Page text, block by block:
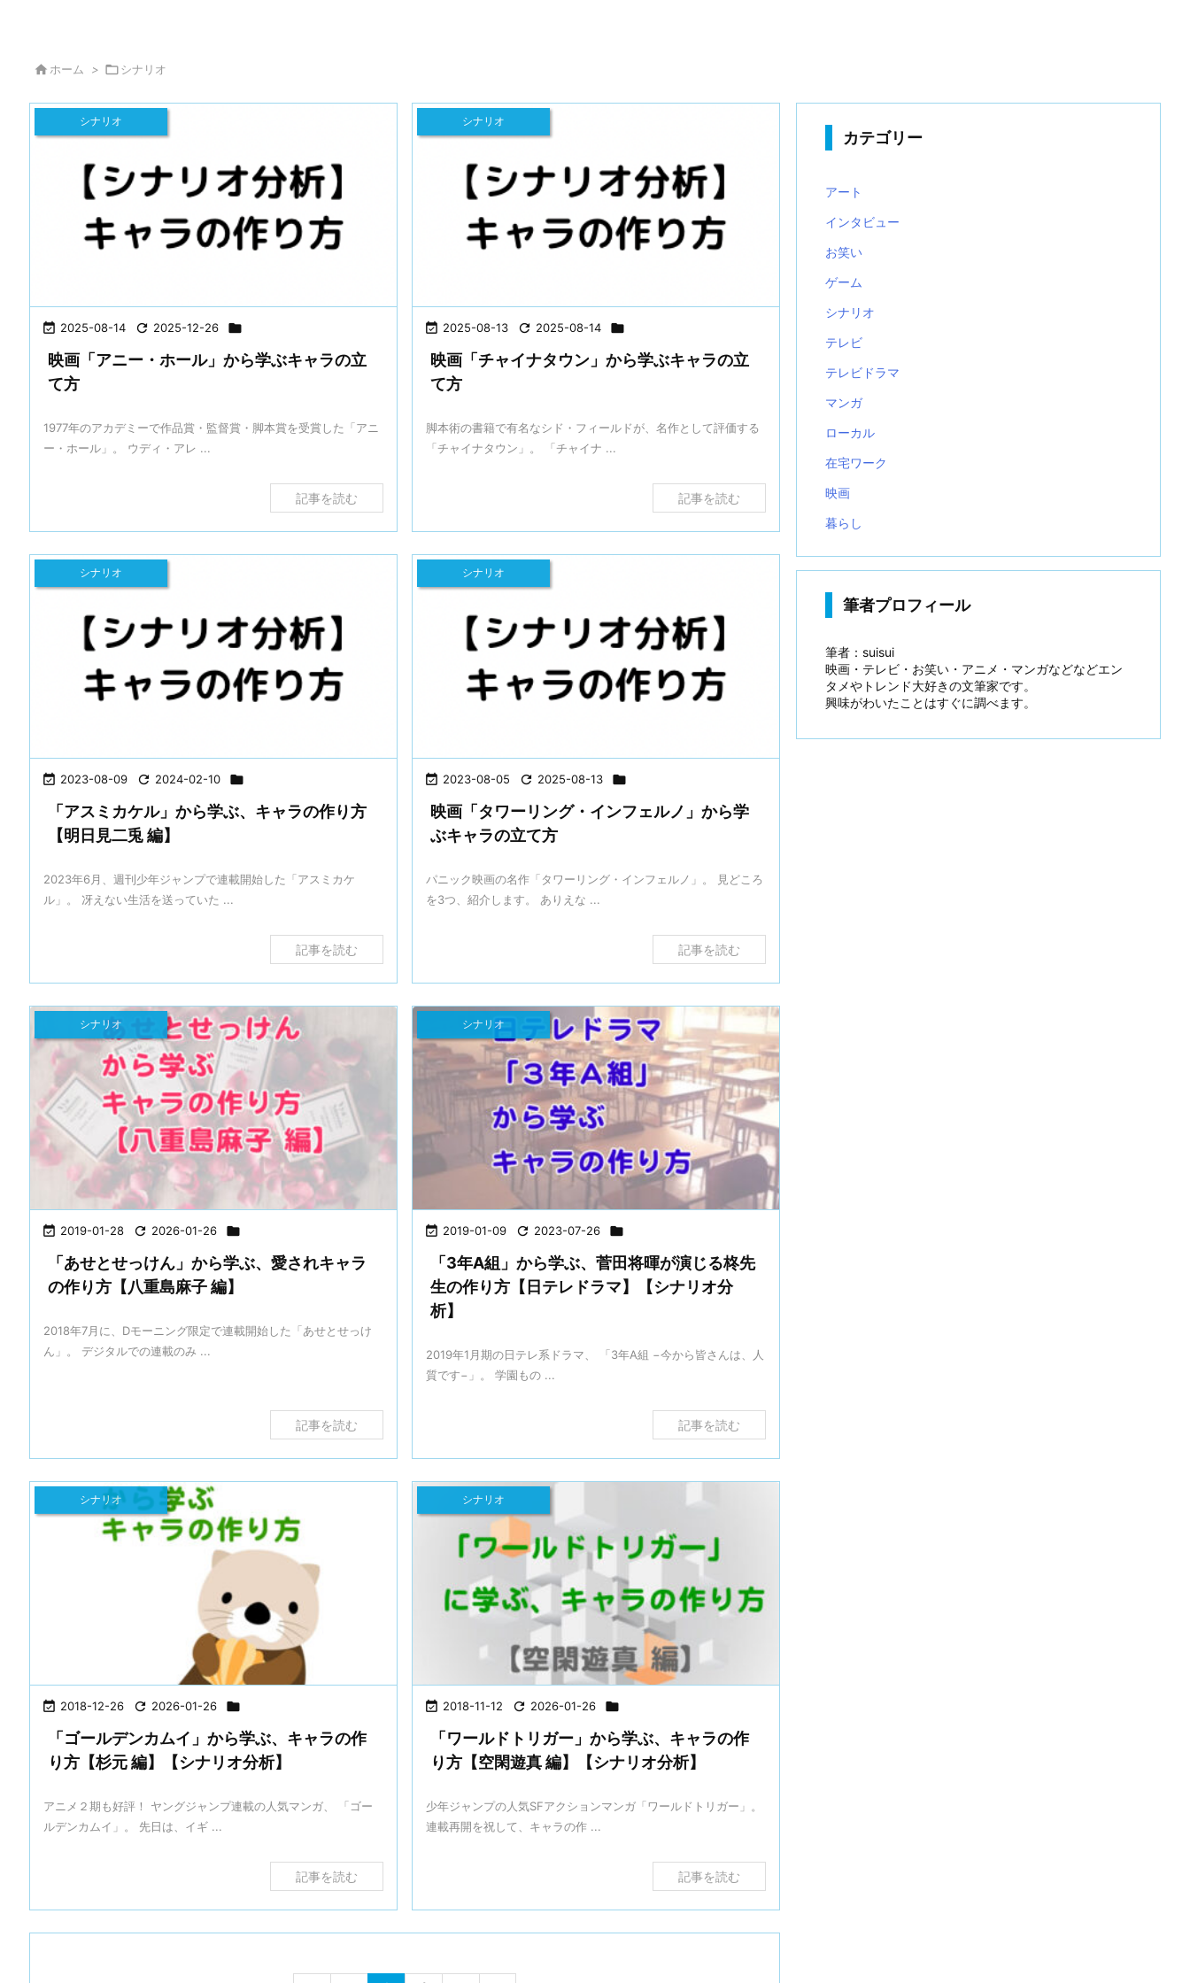
 ホーム > シナリオ
 2025-08-14  2025-12-26 
シナリオ
映画「アニー・ホール」から学ぶキャラの立
て方
1977年のアカデミーで作品賞・監督賞・脚本賞を受賞した「アニ
ー・ホール」。 ウディ・アレ ...
記事を読む
 2025-08-13  2025-08-14 
シナリオ
映画「チャイナタウン」から学ぶキャラの立
て方
脚本術の書籍で有名なシド・フィールドが、名作として評価する
「チャイナタウン」。 「チャイナ ...
記事を読む
 2023-08-09  2024-02-10 
シナリオ
「アスミカケル」から学ぶ、キャラの作り方
【明日見二兎 編】
2023年6月、週刊少年ジャンプで連載開始した「アスミカケ
ル」。 冴えない生活を送っていた ...
記事を読む
 2023-08-05  2025-08-13 
シナリオ
映画「タワーリング・インフェルノ」から学
ぶキャラの立て方
パニック映画の名作「タワーリング・インフェルノ」。 見どころ
を3つ、紹介します。 ありえな ...
記事を読む
 2019-01-28  2026-01-26 
シナリオ
「あせとせっけん」から学ぶ、愛されキャラ
の作り方【八重島麻子 編】
2018年7月に、Dモーニング限定で連載開始した「あせとせっけ
ん」。 デジタルでの連載のみ ...
記事を読む
 2019-01-09  2023-07-26 
シナリオ
「3年A組」から学ぶ、菅田将暉が演じる柊先
生の作り方【日テレドラマ】【シナリオ分
析】
2019年1月期の日テレ系ドラマ、 「3年A組 −今から皆さんは、人
質です−」。 学園もの ...
記事を読む
 2018-12-26  2026-01-26 
シナリオ
「ゴールデンカムイ」から学ぶ、キャラの作
り方【杉元 編】【シナリオ分析】
アニメ２期も好評！ ヤングジャンプ連載の人気マンガ、 「ゴー
ルデンカムイ」。 先日は、イギ ...
記事を読む
 2018-11-12  2026-01-26 
シナリオ
「ワールドトリガー」から学ぶ、キャラの作
り方【空閑遊真 編】【シナリオ分析】
少年ジャンプの人気SFアクションマンガ「ワールドトリガー」。
連載再開を祝して、キャラの作 ...
記事を読む
カテゴリー
アート
インタビュー
お笑い
ゲーム
シナリオ
テレビ
テレビドラマ
マンガ
ローカル
在宅ワーク
映画
暮らし
筆者プロフィール
筆者：suisui
映画・テレビ・お笑い・アニメ・マンガなどなどエン
タメやトレンド大好きの文筆家です。
興味がわいたことはすぐに調べます。